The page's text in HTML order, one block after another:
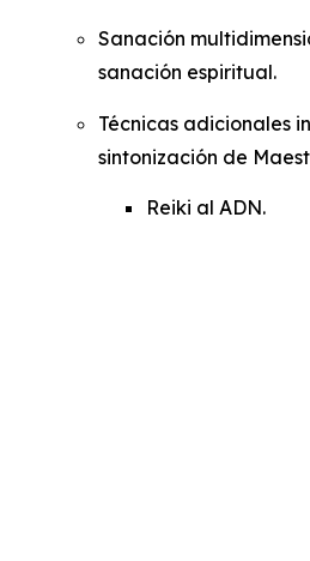
Sanación
sanación espiritual.
Técnicas adicionales
sintonización de
Reiki al ADN.